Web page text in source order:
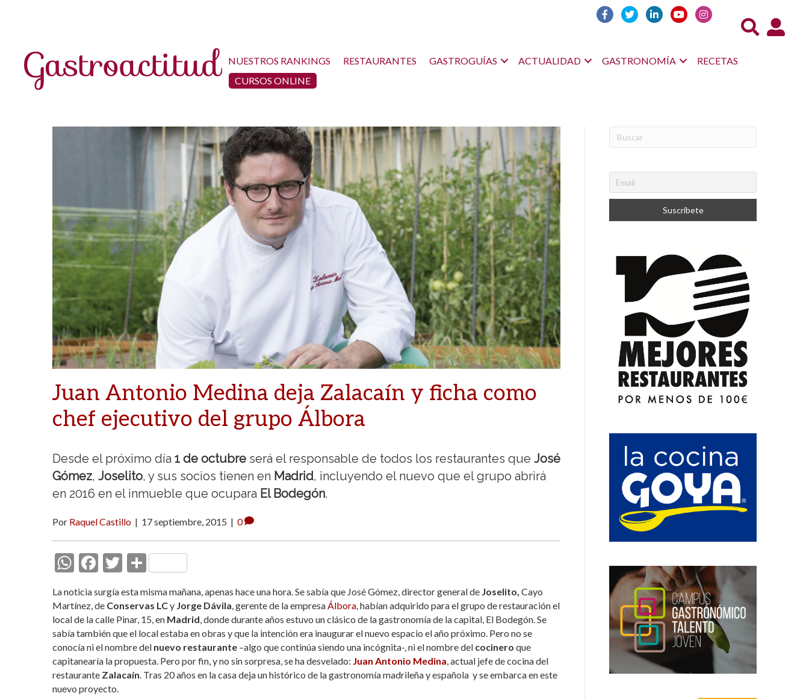
Acceso
NUESTROS RANKINGS RESTAURANTES GASTROGUÍAS ACTUALIDAD GASTRONOMÍA
RECETAS
CURSOS ONLINE
Juan Antonio Medina deja Zalacaín y ficha como
chef ejecutivo del grupo Álbora
Desde el próximo día 1 de octubre será el responsable de todos los restaurantes que José
Gómez, Joselito, y sus socios tienen en Madrid, incluyendo el nuevo que el grupo abrirá
en 2016 en el inmueble que ocupara El Bodegón.
Por Raquel Castillo | 17 septiembre, 2015 | 0
W
at
s
A
p
p
F
e
b
o
o
k
T
itt
er
C
m
p
ar
ti
r
La noticia surgía esta misma mañana, apenas hace una hora. Se sabía que José Gómez, director general de Joselito, Cayo
Martínez, de Conservas LCy Jorge Dávila , gerente de la empresa Álbora , habían adquirido para el grupo de restauración el
local de la calle Pinar, 15, en Madrid , donde durante años estuvo un clásico de la gastronomía de la capital, El Bodegón. Se
sabía también que el local estaba en obras y que la intención era inaugurar el nuevo espacio el año próximo. Pero no se
conocía ni el nombre del nuevo restaurante –algo que continúa siendo una incógnita-, ni el nombre del cocinero que
capitanearía la propuesta. Pero por fin, y no sin sorpresa, se ha desvelado: Juan Antonio Medina , actual jefe de cocina del
restaurante Zalacaín . Tras 20 años en la casa deja un histórico de la gastronomía madrileña y española y se embarca en este
nuevo proyecto.